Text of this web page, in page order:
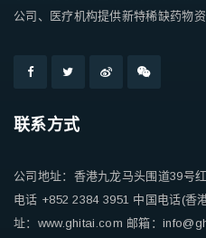
公司、医疗机构提供新特稀缺药物资
联系方式
公司地址：香港九龙马头围道39号
电话 +852 2384 3951 中国电话(香
址：www.ghitai.com 邮箱：